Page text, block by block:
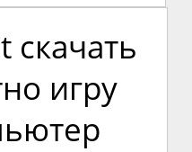
скачать
игру